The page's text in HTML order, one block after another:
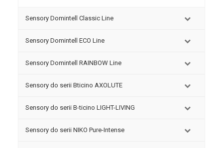
Sensory Domintell Classic Line
Sensory Domintell ECO Line
Sensory Domintell RAINBOW Line
Sensory do serii Bticino AXOLUTE
Sensory do serii B-ticino LIGHT-LIVING
Sensory do serii NIKO Pure-Intense